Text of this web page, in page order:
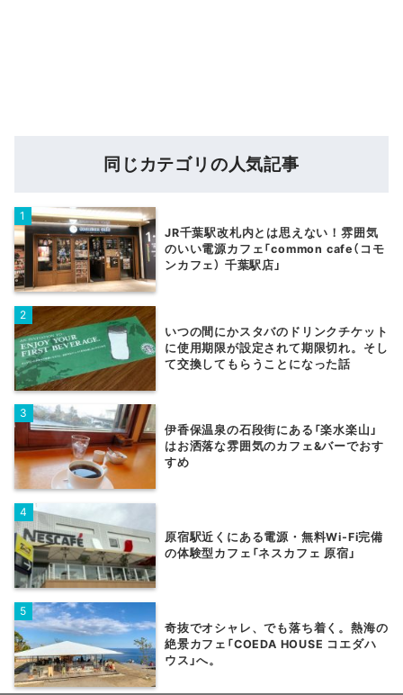
同じカテゴリの人気記事
JR千葉駅改札内とは思えない！雰囲気
のいい電源カフェ「common cafe（コモ
ンカフェ） 千葉駅店」
いつの間にかスタバのドリンクチケット
に使用期限が設定されて期限切れ。そし
て交換してもらうことになった話
伊香保温泉の石段街にある「楽水楽山」
はお洒落な雰囲気のカフェ&バーでおす
すめ
原宿駅近くにある電源・無料Wi-Fi完備
の体験型カフェ「ネスカフェ 原宿」
奇抜でオシャレ、でも落ち着く。熱海の
絶景カフェ「COEDA HOUSE コエダハ
ウス」へ。